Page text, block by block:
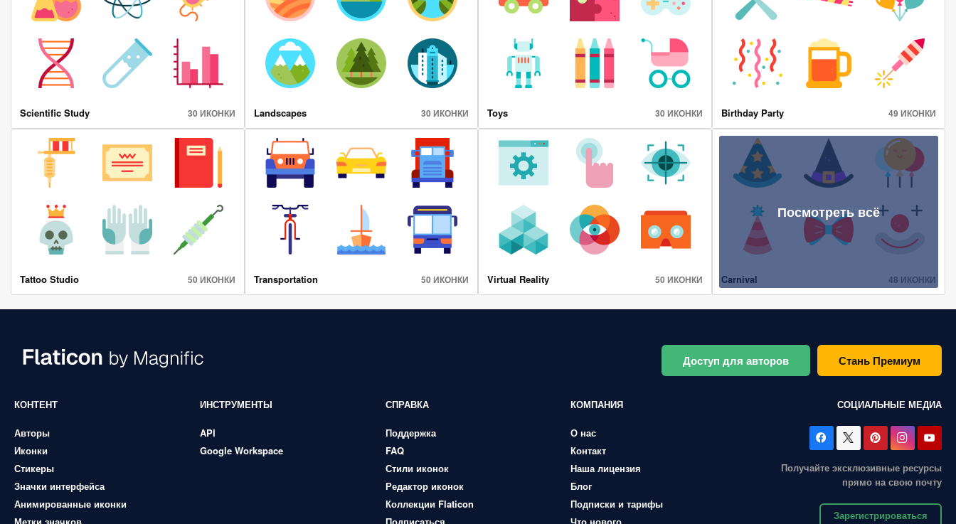
Scientific Study 30 ИКОНКИ Landscapes 30 ИКОНКИ Toys 30 ИКОНКИ Birthday Party 49 ИКОНКИ
Tattoo Studio 50 ИКОНКИ Transportation 50 ИКОНКИ Virtual Reality 50 ИКОНКИ
Посмотреть всё
Carnival 48 ИКОНКИ
Доступ для авторов Стань Премиум
КОНТЕНТ
Авторы
Иконки
Стикеры
Значки интерфейса
Анимированные иконки
ИНСТРУМЕНТЫ
API
Google Workspace
СПРАВКА
Поддержка
FAQ
Стили иконок
Редактор иконок
Коллекции Flaticon
КОМПАНИЯ
О нас
Контакт
Наша лицензия
Блог
Подписки и тарифы
СОЦИАЛЬНЫЕ МЕДИА
Получайте эксклюзивные ресурсы
прямо на свою почту
Зарегистрироваться